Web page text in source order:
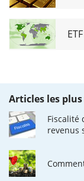
Articles les
Fiscalité
revenus